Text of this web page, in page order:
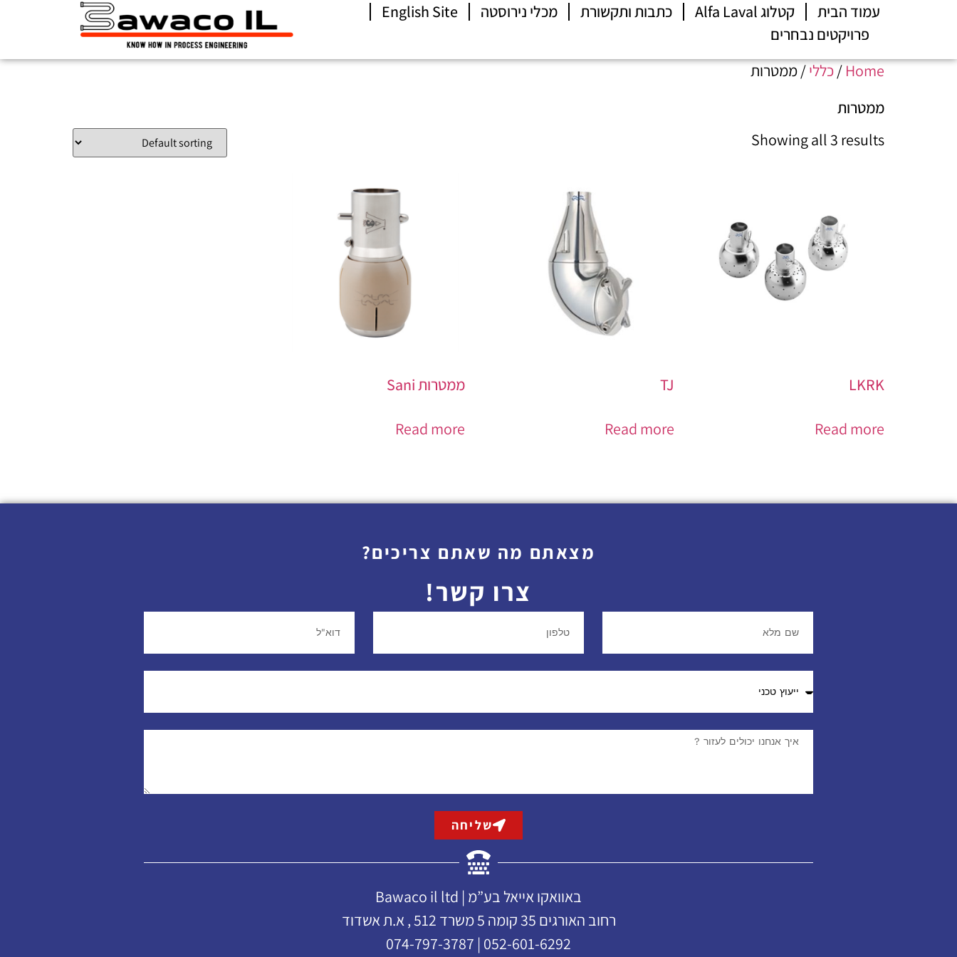
עמוד הבית קטלוג Alfa Laval כתבות ותקשורת מכלי נירוסטה
English Site
פרויקטים נבחרים
Home
/כללי/ ממטרות
ממטרות
Showing all 3 results
LKRK
Read more
TJ
Read more
ממטרות Sani
Read more
מצאתם מה שאתם צריכים?
צרו קשר!
שליחה
באוואקו אייאל בע”מ | Bawaco il ltd
רחוב האורגים 35 קומה 5 משרד 512 , א.ת אשדוד
052-601-6292 | 074-797-3787